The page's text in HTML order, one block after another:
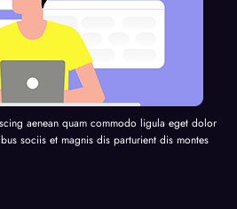
aenean quam commodo ligula eget dolor
sociis et magnis dis parturient dis montes